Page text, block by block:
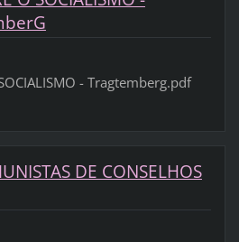
- Tragtemberg.pdf
DE CONSELHOS